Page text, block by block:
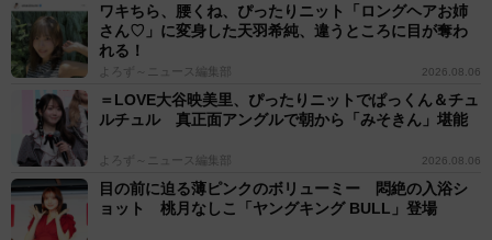
ワキちら、腰くね、ぴったりニット「ロングヘアお姉
さん♡」に変身した天羽希純、違うところに目が奪わ
れる！
よろず～ニュース編集部 2026.08.06
＝LOVE大谷映美里、ぴったりニットでぱっくん＆チュ
ルチュル 真正面アングルで朝から「みそきん」堪能
よろず～ニュース編集部 2026.08.06
目の前に迫る薄ピンクのボリューミー 悶絶の入浴シ
ョット 桃月なしこ「ヤングキング BULL」登場